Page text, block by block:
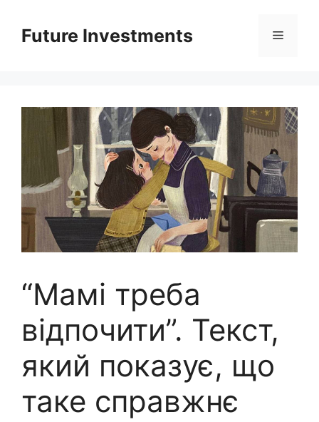
вмістуFuture Investments Меню
“Мамі треба
відпочити”. Текст,
який показує, що
таке справжнє